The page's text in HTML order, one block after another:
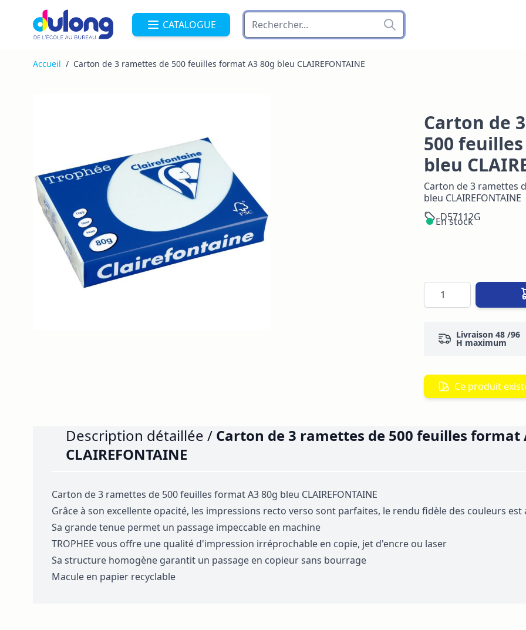
Allez au contenu
CATALOGUE
Accueil / Carton de 3 ramettes de 500 feuilles format A3 80g bleu CLAIREFONTAINE
Carton de
500
bleu
Carton de 3 ramettes
bleu CLAIREFONTAINE
D57112G
En stock
Quantité
Livraison 48 /96
H maximum
Ce produit
Description détaillée / Carton de 3 ramettes de 500 feuilles format
CLAIREFONTAINE
Carton de 3 ramettes de 500 feuilles format A3 80g bleu CLAIREFONTAINE
Grâce à son excellente opacité, les impressions recto verso sont parfaites, le rendu fidèle des couleurs est
Sa grande tenue permet un passage impeccable en machine
TROPHEE vous offre une qualité d'impression irréprochable en copie, jet d'encre ou laser
Sa structure homogène garantit un passage en copieur sans bourrage
Macule en papier recyclable